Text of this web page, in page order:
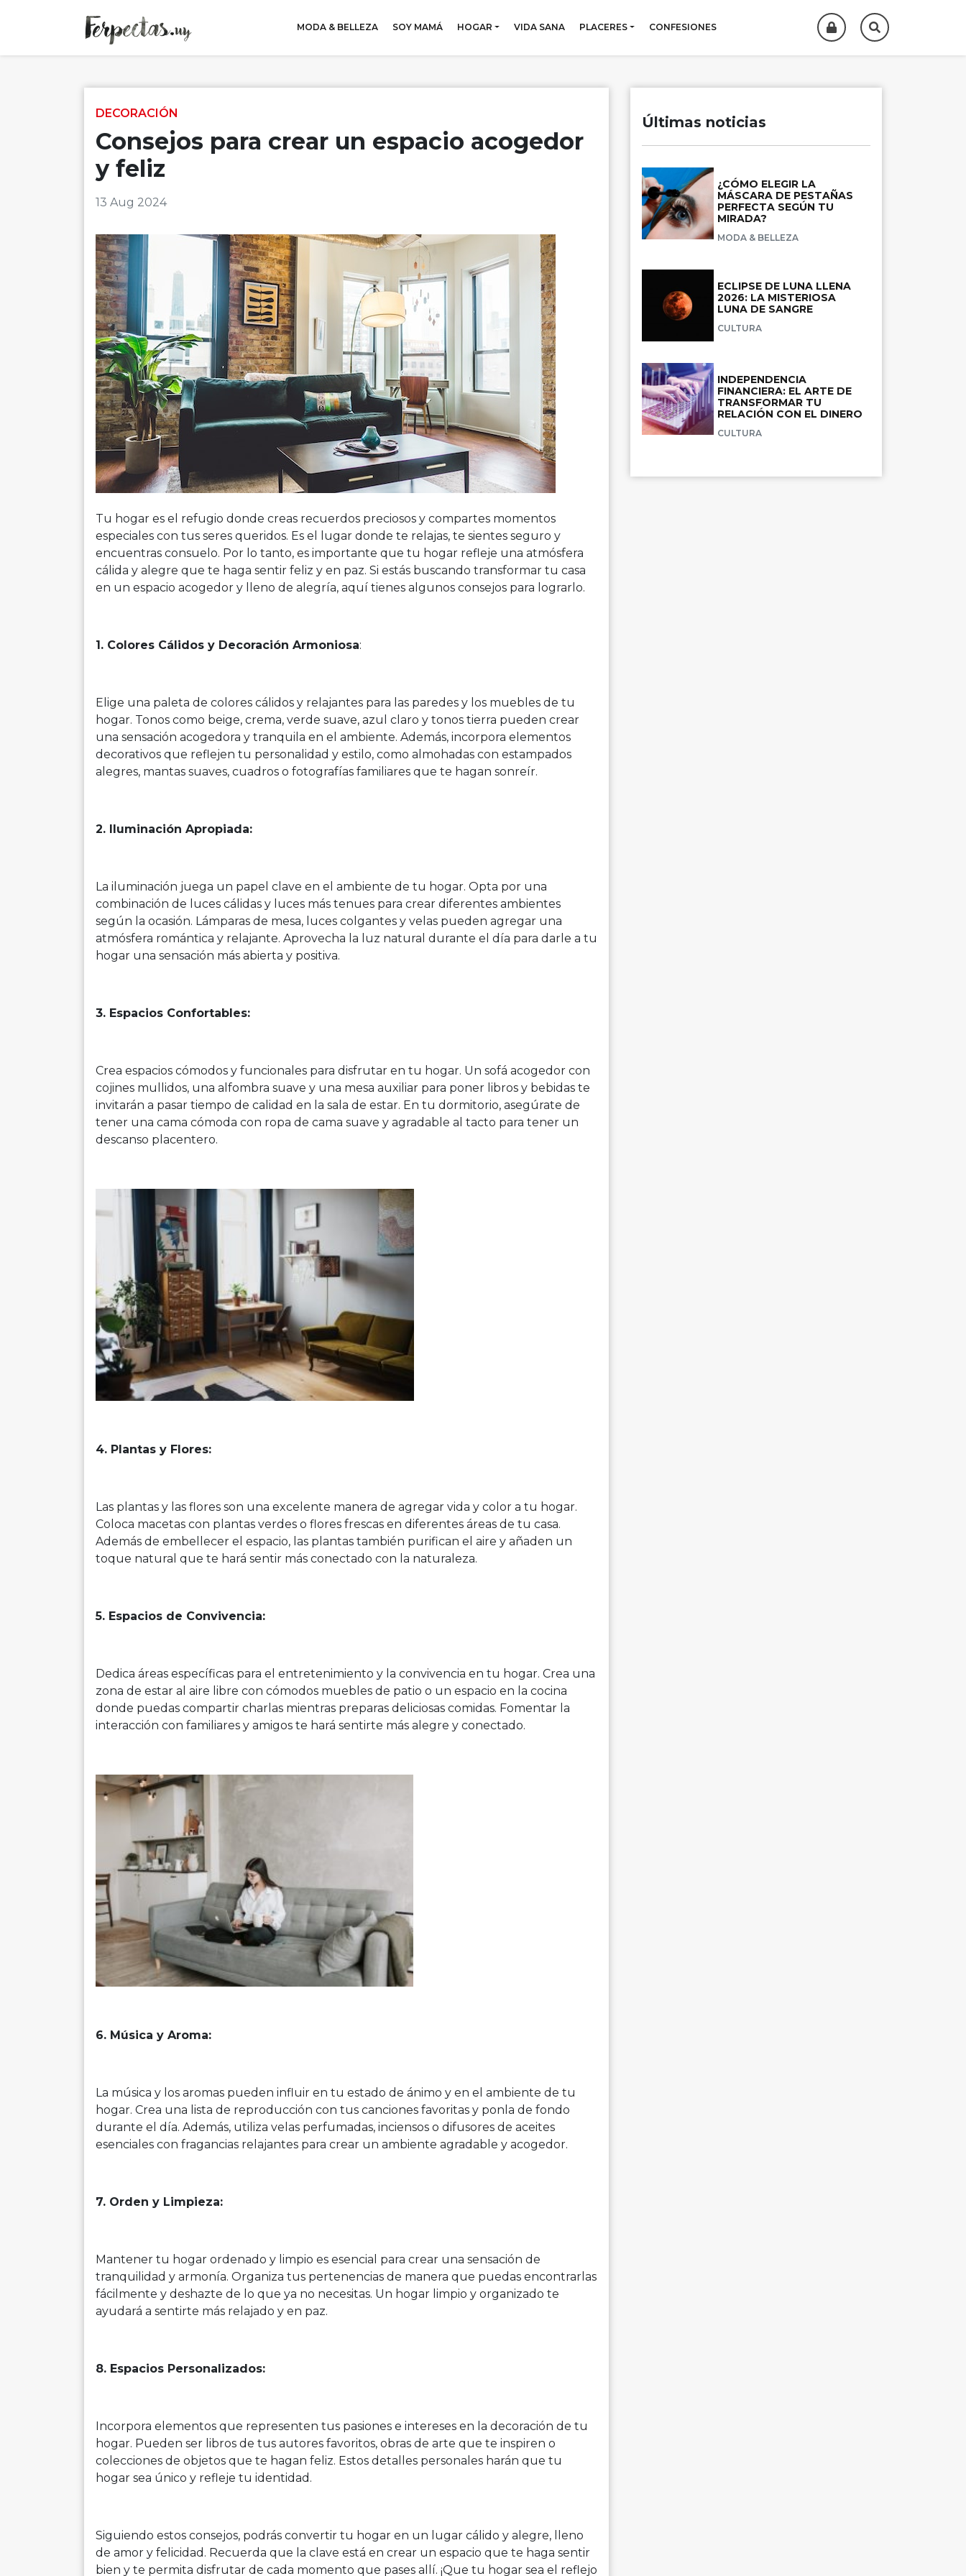
MODA & BELLEZA SOY MAMÁ HOGAR VIDA SANA PLACERES CONFESIONES
DECORACIÓN
Consejos para crear un espacio acogedor
y feliz
13 Aug 2024
Tu hogar es el refugio donde creas recuerdos preciosos y compartes momentos
especiales con tus seres queridos. Es el lugar donde te relajas, te sientes seguro y
encuentras consuelo. Por lo tanto, es importante que tu hogar refleje una atmósfera
cálida y alegre que te haga sentir feliz y en paz. Si estás buscando transformar tu casa
en un espacio acogedor y lleno de alegría, aquí tienes algunos consejos para lograrlo.
1. Colores Cálidos y Decoración Armoniosa:
Elige una paleta de colores cálidos y relajantes para las paredes y los muebles de tu
hogar. Tonos como beige, crema, verde suave, azul claro y tonos tierra pueden crear
una sensación acogedora y tranquila en el ambiente. Además, incorpora elementos
decorativos que reflejen tu personalidad y estilo, como almohadas con estampados
alegres, mantas suaves, cuadros o fotografías familiares que te hagan sonreír.
2. Iluminación Apropiada:
La iluminación juega un papel clave en el ambiente de tu hogar. Opta por una
combinación de luces cálidas y luces más tenues para crear diferentes ambientes
según la ocasión. Lámparas de mesa, luces colgantes y velas pueden agregar una
atmósfera romántica y relajante. Aprovecha la luz natural durante el día para darle a tu
hogar una sensación más abierta y positiva.
3. Espacios Confortables:
Crea espacios cómodos y funcionales para disfrutar en tu hogar. Un sofá acogedor con
cojines mullidos, una alfombra suave y una mesa auxiliar para poner libros y bebidas te
invitarán a pasar tiempo de calidad en la sala de estar. En tu dormitorio, asegúrate de
tener una cama cómoda con ropa de cama suave y agradable al tacto para tener un
descanso placentero.
4. Plantas y Flores:
Las plantas y las flores son una excelente manera de agregar vida y color a tu hogar.
Coloca macetas con plantas verdes o flores frescas en diferentes áreas de tu casa.
Además de embellecer el espacio, las plantas también purifican el aire y añaden un
toque natural que te hará sentir más conectado con la naturaleza.
5. Espacios de Convivencia:
Dedica áreas específicas para el entretenimiento y la convivencia en tu hogar. Crea una
zona de estar al aire libre con cómodos muebles de patio o un espacio en la cocina
donde puedas compartir charlas mientras preparas deliciosas comidas. Fomentar la
interacción con familiares y amigos te hará sentirte más alegre y conectado.
6. Música y Aroma:
La música y los aromas pueden influir en tu estado de ánimo y en el ambiente de tu
hogar. Crea una lista de reproducción con tus canciones favoritas y ponla de fondo
durante el día. Además, utiliza velas perfumadas, inciensos o difusores de aceites
esenciales con fragancias relajantes para crear un ambiente agradable y acogedor.
7. Orden y Limpieza:
Mantener tu hogar ordenado y limpio es esencial para crear una sensación de
tranquilidad y armonía. Organiza tus pertenencias de manera que puedas encontrarlas
fácilmente y deshazte de lo que ya no necesitas. Un hogar limpio y organizado te
ayudará a sentirte más relajado y en paz.
8. Espacios Personalizados:
Incorpora elementos que representen tus pasiones e intereses en la decoración de tu
hogar. Pueden ser libros de tus autores favoritos, obras de arte que te inspiren o
colecciones de objetos que te hagan feliz. Estos detalles personales harán que tu
hogar sea único y refleje tu identidad.
Siguiendo estos consejos, podrás convertir tu hogar en un lugar cálido y alegre, lleno
de amor y felicidad. Recuerda que la clave está en crear un espacio que te haga sentir
bien y te permita disfrutar de cada momento que pases allí. ¡Que tu hogar sea el reflejo
Últimas noticias
¿CÓMO ELEGIR LA
MÁSCARA DE PESTAÑAS
PERFECTA SEGÚN TU
MIRADA?
MODA & BELLEZA
ECLIPSE DE LUNA LLENA
2026: LA MISTERIOSA
LUNA DE SANGRE
CULTURA
INDEPENDENCIA
FINANCIERA: EL ARTE DE
TRANSFORMAR TU
RELACIÓN CON EL DINERO
CULTURA